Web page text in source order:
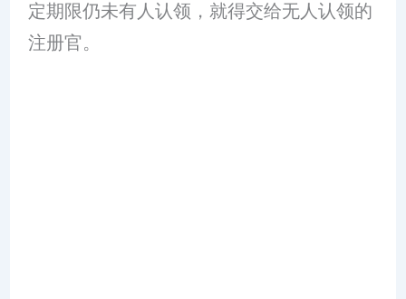
定期限仍未有人认领，就得交给无人认领的
注册官。